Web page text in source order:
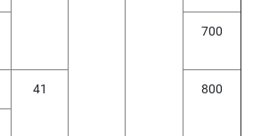
700
41 800